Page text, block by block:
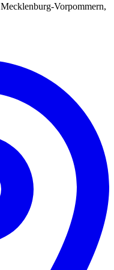
Mecklenburg-Vorpommern,